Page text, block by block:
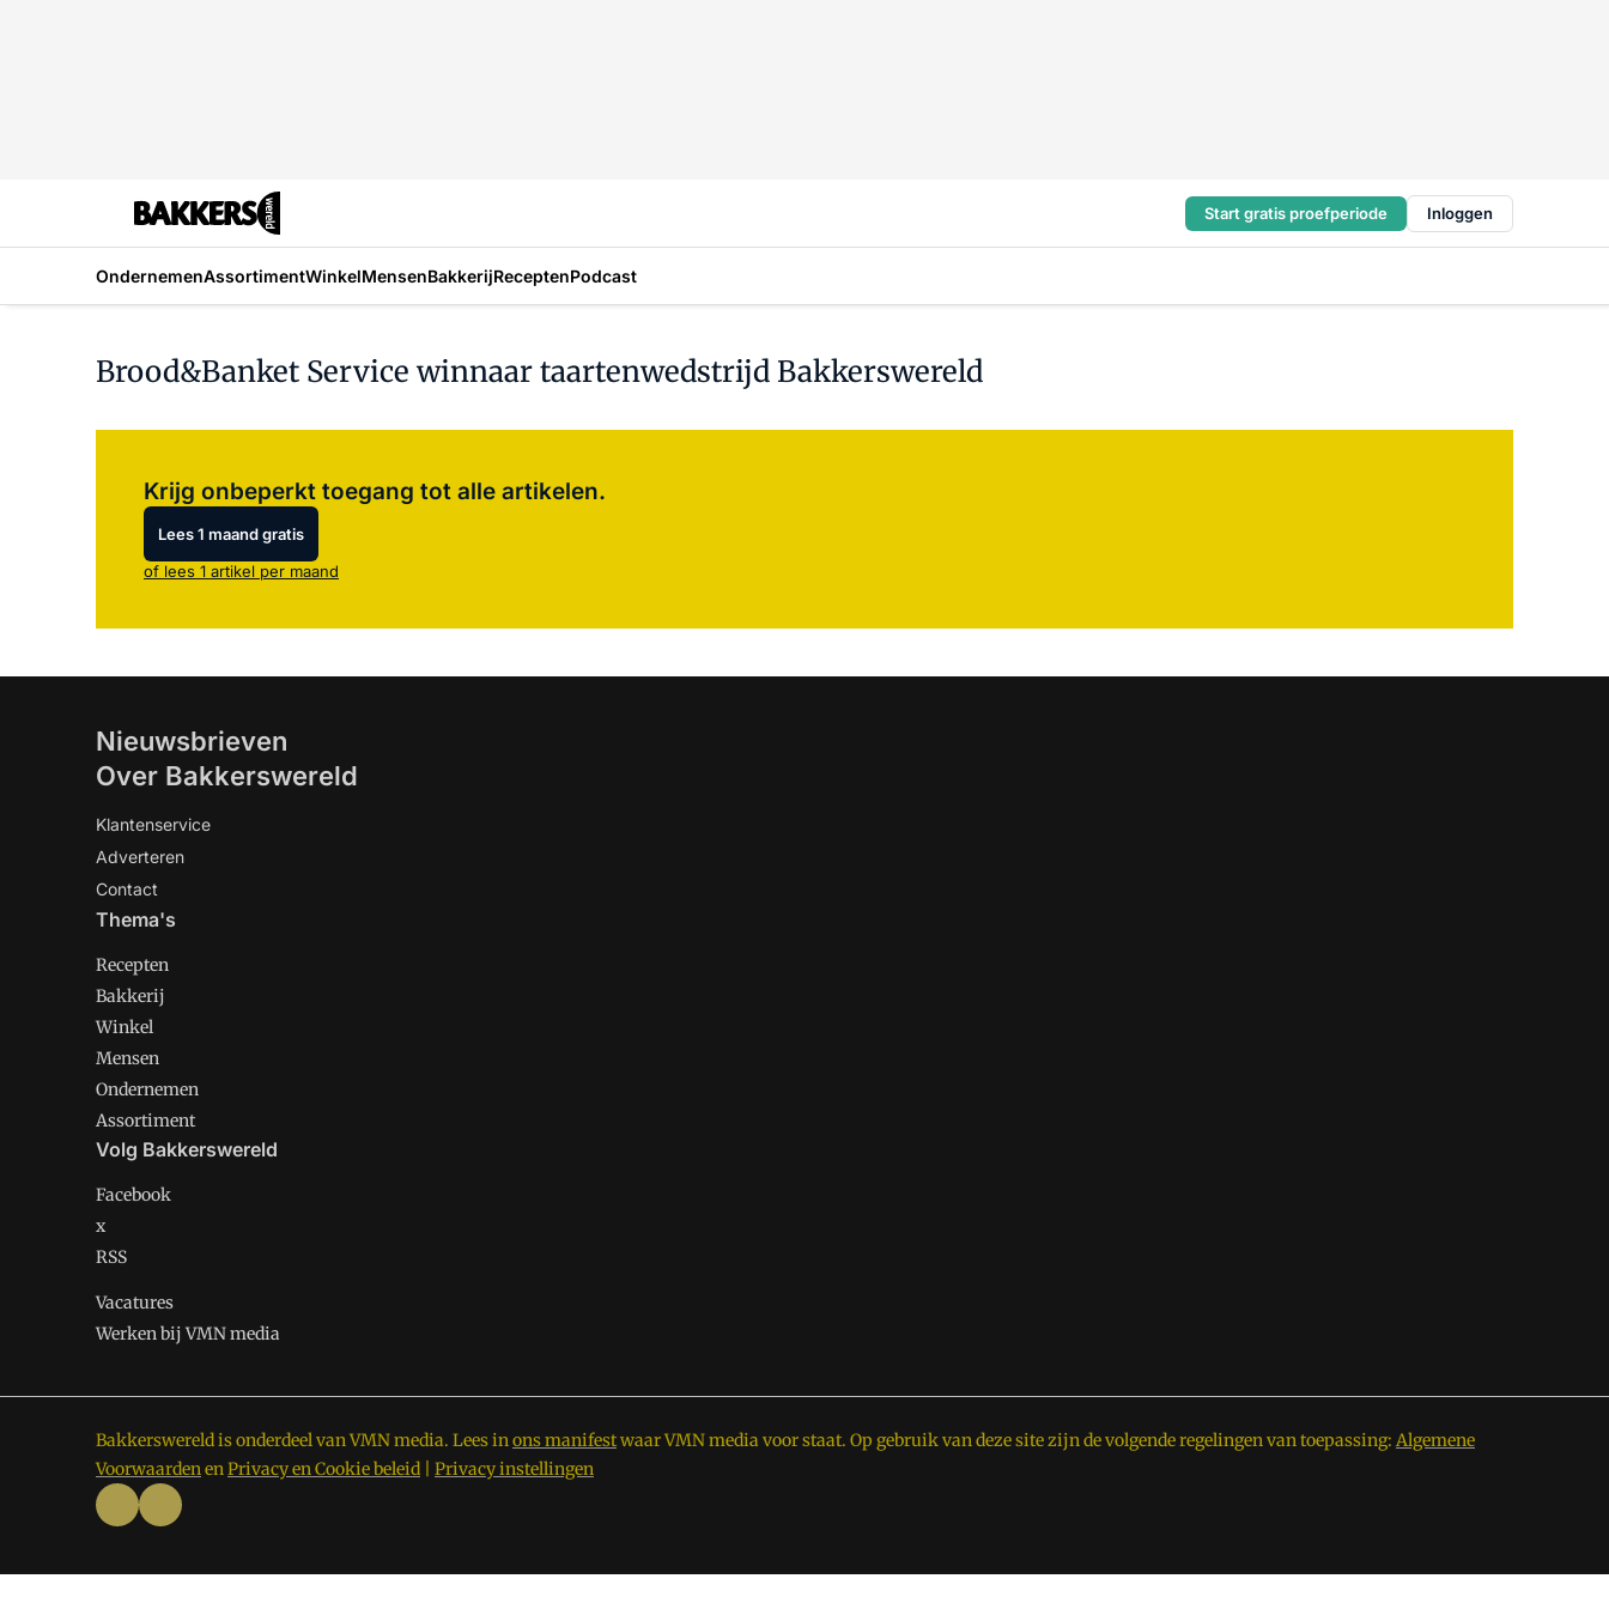
Start gratis proefperiode Inloggen
OndernemenAssortimentWinkelMensenBakkerijReceptenPodcast
Brood&Banket Service winnaar taartenwedstrijd Bakkerswereld
Krijg onbeperkt toegang tot alle artikelen.
Lees 1 maand gratis
of lees 1 artikel per maand
Nieuwsbrieven
Over Bakkerswereld
Klantenservice
Adverteren
Contact
Thema's
Recepten
Bakkerij
Winkel
Mensen
Ondernemen
Assortiment
Volg Bakkerswereld
Facebook
x
RSS
Vacatures
Werken bij VMN media
Bakkerswereld is onderdeel van VMN media. Lees inons manifestwaar VMN media voor staat. Op gebruik van deze site zijn de volgende regelingen van toepassing: Algemene
VoorwaardenenPrivacy en Cookie beleid Privacy instellingen